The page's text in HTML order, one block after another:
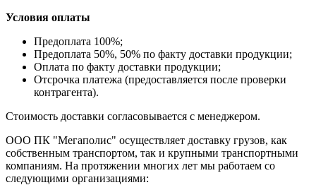
Условия оплаты
Предоплата 100%;
Предоплата 50%, 50% по факту доставки продукции;
Оплата по факту доставки продукции;
Отсрочка платежа (предоставляется после проверки
контрагента).
Стоимость доставки согласовывается с менеджером.
ООО ПК "Мегаполис" осуществляет доставку грузов, как
собственным транспортом, так и крупными транспортными
компаниям. На протяжении многих лет мы работаем со
следующими организациями: